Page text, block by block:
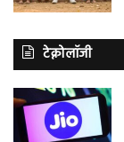
टेक्नोलॉजी